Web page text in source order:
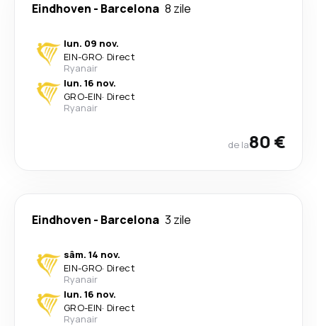
Eindhoven - Barcelona 8 zile
lun. 09 nov.
EIN-GRO· Direct
Ryanair
lun. 16 nov.
GRO-EIN· Direct
Ryanair
de la80 €
Eindhoven - Barcelona 3 zile
sâm. 14 nov.
EIN-GRO· Direct
Ryanair
lun. 16 nov.
GRO-EIN· Direct
Ryanair